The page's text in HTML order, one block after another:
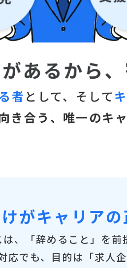
者 として、そして
き合う、唯一のキ
がキャリアの
、「辞めること」を前
応でも、目的は「求人企